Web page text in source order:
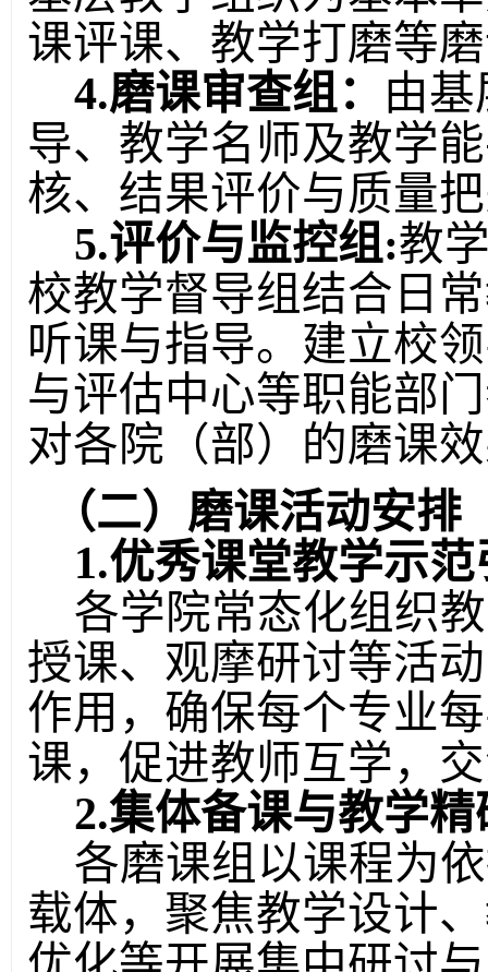
课评课、教学打磨等
4.磨课审查组： 由
导、教学名师及教学
核、结果评价与质量
5.评价与监控组:教
校教学督导组结合日
听课与指导。建立校
与评估中心等职能部
对各院 （部） 的磨课
（二）磨课活动安排
1.优秀课堂教学示范
各学院常态化组织
授课、观摩研讨等活
作用，确保每个专业
课，促进教师互学，
2.集体备课与教学
各磨课组以课程为
载体，聚焦教学设计